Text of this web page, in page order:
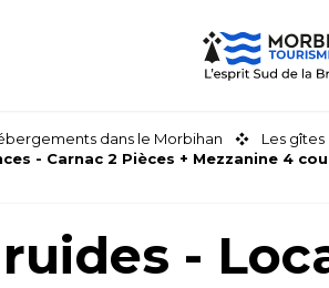
dans le Morbihan Les
- Carnac 2 Pièces + Mezzanine 4
-